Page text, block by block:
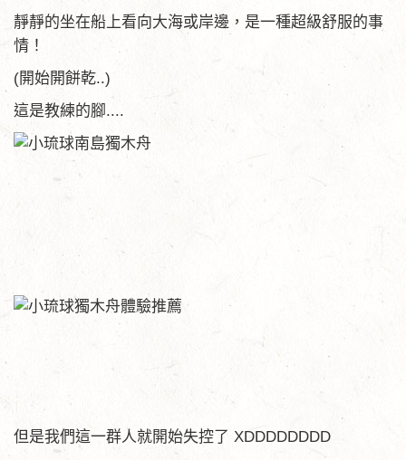
靜靜的坐在船上看向大海或岸邊，是一種超級舒服的事
情！
(開始開餅乾..)
這是教練的腳....
但是我們這一群人就開始失控了 XDDDDDDDD